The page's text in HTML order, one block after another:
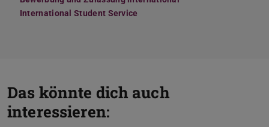
International Student Service
Das könnte dich auch
interessieren: